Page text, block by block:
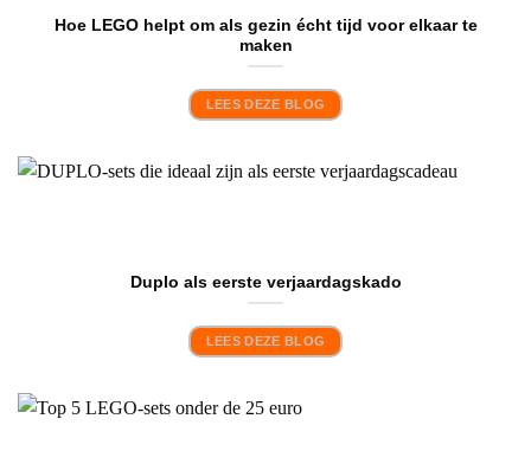
Hoe LEGO helpt om als gezin écht tijd voor elkaar te
maken
LEES DEZE BLOG
Duplo als eerste verjaardagskado
LEES DEZE BLOG